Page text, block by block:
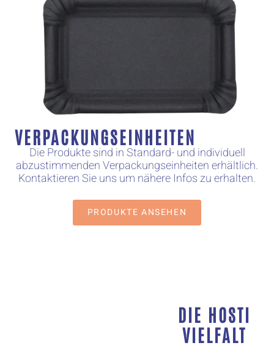
VERPACKUNGSEINHEITEN
Die Produkte sind in Standard- und individuell
abzustimmenden Verpackungseinheiten erhältlich.
Kontaktieren Sie uns um nähere Infos zu erhalten.
PRODUKTE ANSEHEN
DIE HOSTI
VIELFALT